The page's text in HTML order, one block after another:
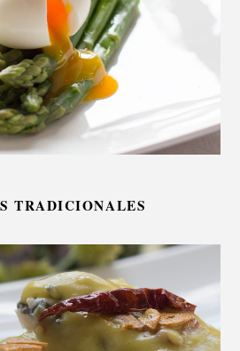
TRADICIONALES